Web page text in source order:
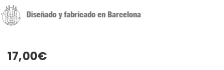
Diseñado y fabricado en Barcelona
17,00€